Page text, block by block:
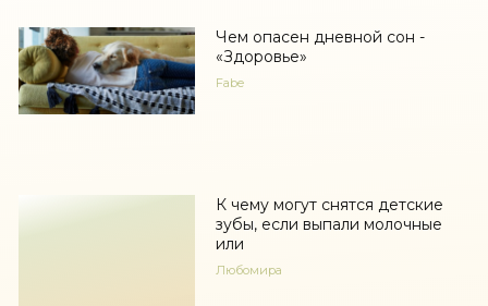
Чем опасен дневной сон -
«Здоровье»
Fabe
К чему могут снятся детские
зубы, если выпали молочные
или
Любомира